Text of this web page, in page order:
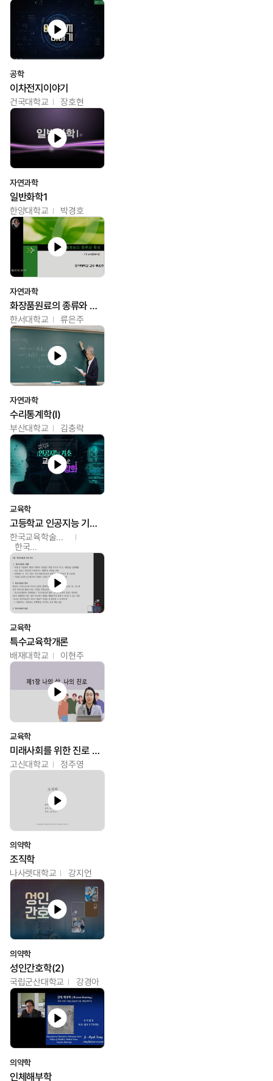
공학
이차전지이야기
건국대학교 장호현
자연과학
일반화학1
한양대학교 박경호
자연과학
화장품원료의 종류와 특성
한서대학교 류은주
자연과학
수리통계학(I)
부산대학교 김충락
교육학
고등학교 인공지능 기초 교수ㆍ학습 역량 강화
한국교육학술정보원
한국교육학술정보원
교육학
특수교육학개론
배재대학교 이현주
교육학
미래사회를 위한 진로 탐색 및 설계
고신대학교 정주영
의약학
조직학
나사렛대학교 강지언
의약학
성인간호학(2)
국립군산대학교 강경아
의약학
인체해부학